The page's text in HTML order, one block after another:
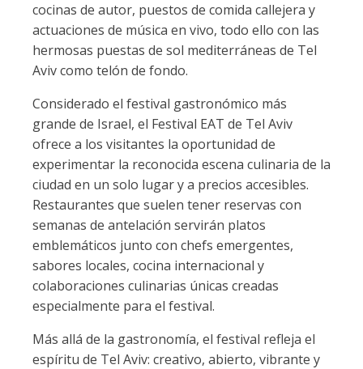
cocinas de autor, puestos de comida callejera y
actuaciones de música en vivo, todo ello con las
hermosas puestas de sol mediterráneas de Tel
Aviv como telón de fondo.
Considerado el festival gastronómico más
grande de Israel, el Festival EAT de Tel Aviv
ofrece a los visitantes la oportunidad de
experimentar la reconocida escena culinaria de la
ciudad en un solo lugar y a precios accesibles.
Restaurantes que suelen tener reservas con
semanas de antelación servirán platos
emblemáticos junto con chefs emergentes,
sabores locales, cocina internacional y
colaboraciones culinarias únicas creadas
especialmente para el festival.
Más allá de la gastronomía, el festival refleja el
espíritu de Tel Aviv: creativo, abierto, vibrante y